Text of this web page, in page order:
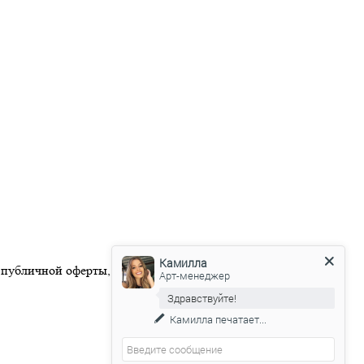
оферты, размещенной на официальном веб-сайте
Камилла
Арт-менеджер
Здравствуйте!
Камилла печатает...